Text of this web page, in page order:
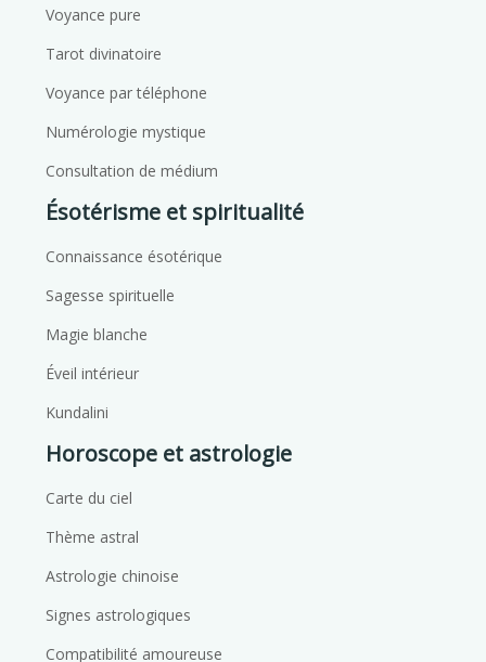
Voyance pure
Tarot divinatoire
Voyance par téléphone
Numérologie mystique
Consultation de médium
Ésotérisme et spiritualité
Connaissance ésotérique
Sagesse spirituelle
Magie blanche
Éveil intérieur
Kundalini
Horoscope et astrologie
Carte du ciel
Thème astral
Astrologie chinoise
Signes astrologiques
Compatibilité amoureuse